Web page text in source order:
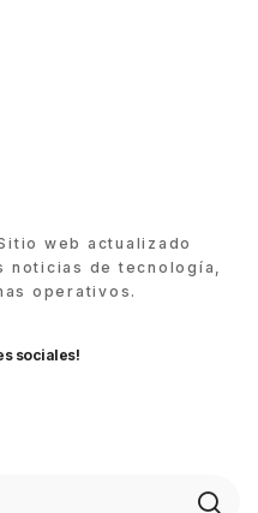
web actualizado
noticias de tecnología,
operativos.
sociales!